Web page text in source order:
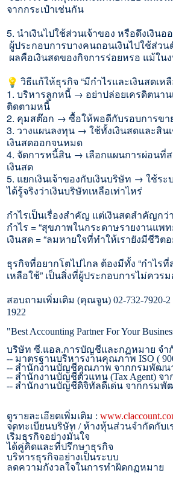
จากกระเป๋าเช่นกัน
5. นำเงินไปใช้ส่วนเจ้าของ หรือดึงเงินอ
ผู้ประกอบการบางคนถอนเงินไปใช้ส่วน
ผลคือเงินสดของกิจการร่อยหรอ แม้ใน
วิธีแก้ให้ธุรกิจ “มีกำไรและเงินสดเหลื
1. บริหารลูกหนี้ → อย่าปล่อยเครดิตนาน
ติดตามหนี้
2. คุมสต๊อก → ซื้อให้พอดีกับรอบการขา
3. วางแผนลงทุน → ใช้ทั้งเงินสดและสิน
เงินสดออกจนหมด
4. จัดการหนี้สิน → เลือกแผนการผ่อนที่
เงินสด
5. แยกเงินเจ้าของกับเงินบริษัท → ใช้ร
ได้รู้จริงว่าเงินบริษัทเหลือเท่าไหร่
กำไรเป็นเรื่องสำคัญ แต่เงินสดสำคัญกว่
กำไร = “สุขภาพในกระดาษรายงานแพท
เงินสด = “ลมหายใจที่ทำให้เรายังมีชีวิตอ
ธุรกิจที่อยากโตไปไกล ต้องมีทั้ง “กำไรที่
เหลือใช้” เป็นสิ่งที่ผู้ประกอบการไม่ควร
สอบถามเพิ่มเติม (คุณจูน) 02-732-7920-2
1922
"Best Accounting Partner For Your
บริษัท ซี.แอล.การบัญชีและกฏหมาย จำ
-- มาตรฐานบริหารงานคุณภาพ ISO (
-- สำนักงานบัญชีคุณภาพ จากกรมพัฒน
-- สำนักงานบัญชีตัวแทน (Tax Agent) จา
-- สำนักงานบัญชีดิจิทัลดีเด่น จากกรมพั
ดูรายละเอียดเพิ่มเติม :
จดทะเบียนบริษัท / ห้างหุ้นส่วนจำกัดกับเ
เริ่มธุรกิจอย่างมั่นใจ
ได้คู่คิดและที่ปรึกษาธุรกิจ
บริหารธุรกิจอย่างเป็นระบบ
ลดความกังวลใจในการทำผิดกฏหมาย